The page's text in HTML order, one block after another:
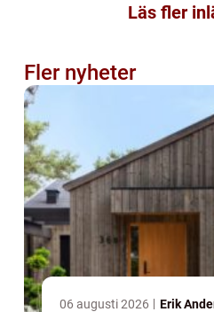
Läs fler
Fler nyheter
06 augusti 2026 Erik